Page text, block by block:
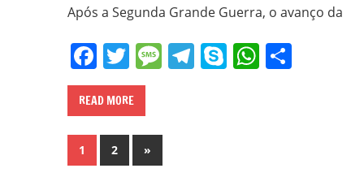
Após a Segunda Grande Guerra, o avanço da
Facebook
Twitter
Message
Telegram
SkypeShare
READ MORE
Paginação
1 2
Next
Posts
»